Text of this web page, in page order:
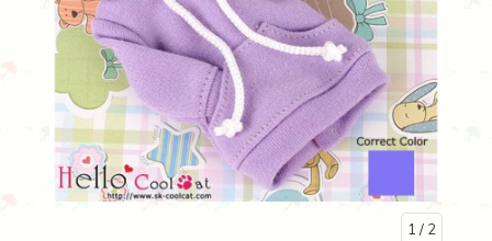
1 / 2